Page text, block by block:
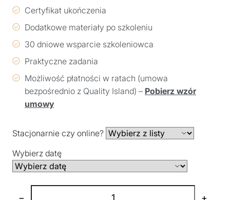
3500,00 PLN.
2699,00 PLN.
Certyfikat ukończenia
Dodatkowe materiały po szkoleniu
30 dniowe wsparcie szkoleniowca
Praktyczne zadania
Możliwość płatności w ratach (umowa
bezpośrednio z Quality Island) – Pobierz wzór
umowy
Stacjonarnie czy online?
Wybierz datę
− +